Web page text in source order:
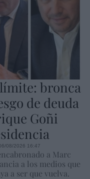
bronca
de deuda
Goñi
08/2026 16:47
a Marc
a los medios que
a ser que vuelva.